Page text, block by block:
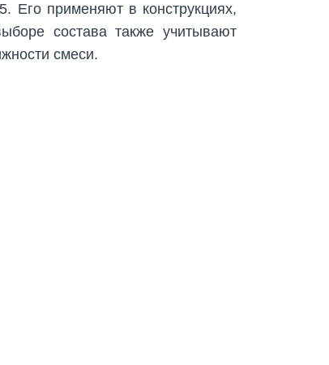
Его применяют в конструкциях,
состава также учитывают
смеси.